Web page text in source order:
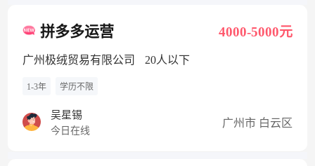
拼多多运营 4000-5000元
广州极绒贸易有限公司 20人以下
1-3年 学历不限
吴星锡
今日在线
广州市 白云区